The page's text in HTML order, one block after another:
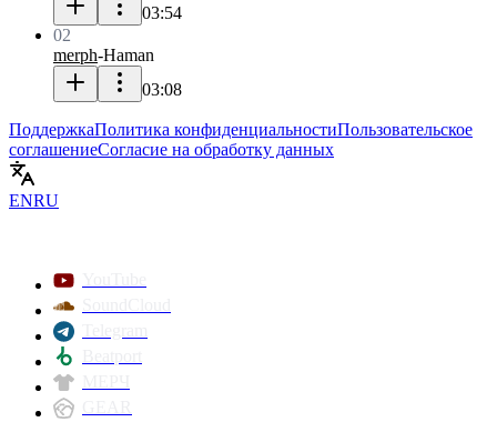
03:54
02
merph-Haman
03:08
ПоддержкаПолитика конфиденциальностиПользовательское
соглашениеСогласие на обработку данных
ENRU